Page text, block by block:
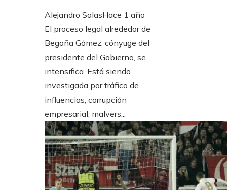
Alejandro SalasHace 1 año
El proceso legal alrededor de
Begoña Gómez, cónyuge del
presidente del Gobierno, se
intensifica. Está siendo
investigada por tráfico de
influencias, corrupción
empresarial, malvers...